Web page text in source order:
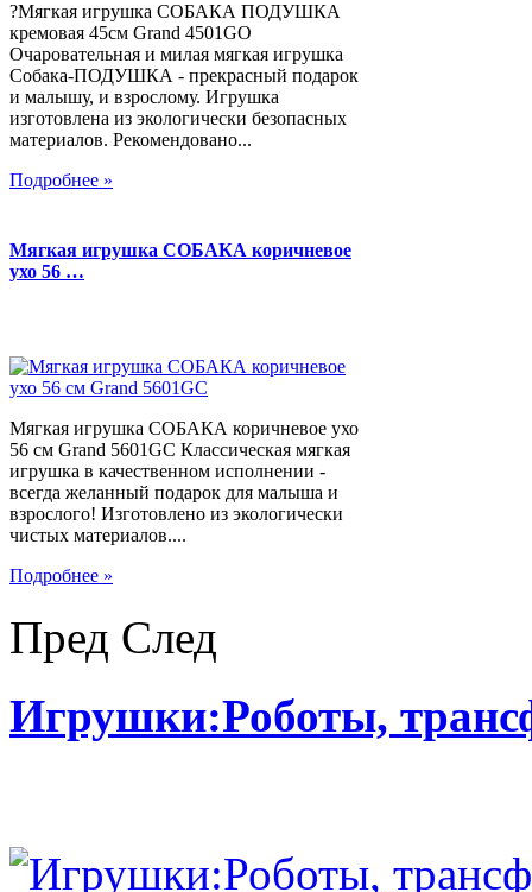
?Мягкая игрушка СОБАКА ПОДУШКА
кремовая 45см Grand 4501GO
Очаровательная и милая мягкая игрушка
Собака-ПОДУШКА - прекрасный подарок
и малышу, и взрослому. Игрушка
изготовлена из экологически безопасных
материалов. Рекомендовано...
Подробнее »
Мягкая игрушка СОБАКА коричневое
ухо 56 …
Мягкая игрушка СОБАКА коричневое ухо
56 см Grand 5601GC Классическая мягкая
игрушка в качественном исполнении -
всегда желанный подарок для малыша и
взрослого! Изготовлено из экологически
чистых материалов....
Подробнее »
Пред След
Игрушки:Роботы,